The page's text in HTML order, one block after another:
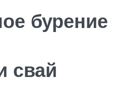
бурение
свай